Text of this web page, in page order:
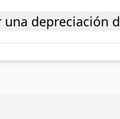
depreciación